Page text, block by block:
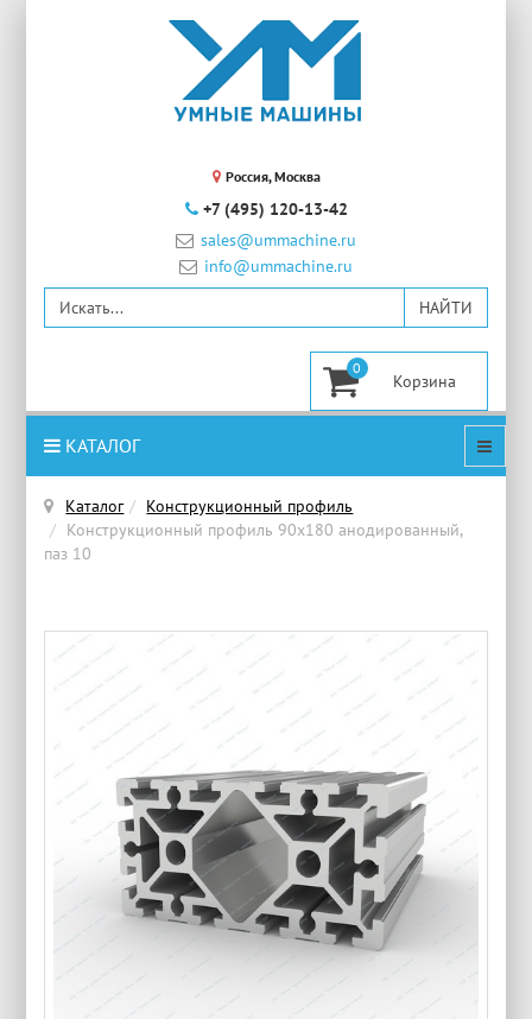
Россия, Москва
+7 (495) 120-13-42
sales@ummachine.ru
info@ummachine.ru
0
КАТАЛОГ
Каталог
Конструкционный профиль
Конструкционный профиль 90x180 анодированный,
паз 10